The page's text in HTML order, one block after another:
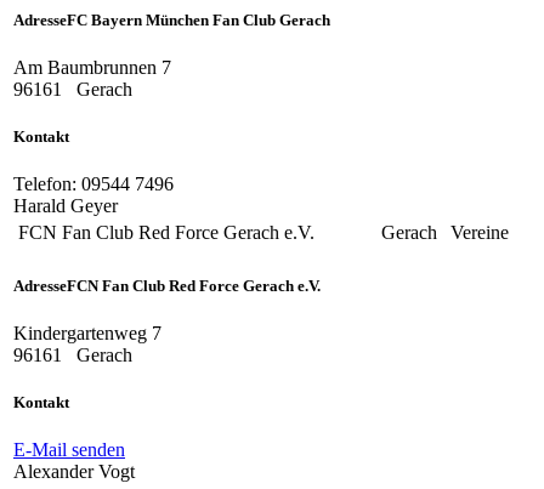
AdresseFC Bayern München Fan Club Gerach
Am Baumbrunnen 7
96161
Gerach
Kontakt
Telefon: 09544 7496
Harald Geyer
FCN Fan Club Red Force Gerach e.V.
Gerach Vereine
AdresseFCN Fan Club Red Force Gerach e.V.
Kindergartenweg 7
96161
Gerach
Kontakt
E-Mail senden
Alexander Vogt